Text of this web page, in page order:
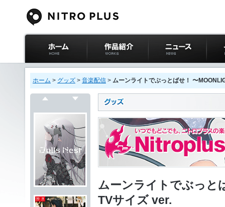
ニトロプラス公式
サイト ホーム
作品紹介 ニュース イベ
ホーム > グッズ > 音楽配信 > ムーンライトでぶっとばせ！ 〜
ムーンライトでぶっと
TVサイズ ver.